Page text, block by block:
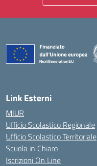
Link Esterni
MIUR
Ufficio Scolastico Regionale
Ufficio Scolastico Territoriale
Scuola in Chiaro
Iscrizioni On Line